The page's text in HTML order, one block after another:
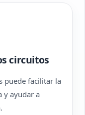
circuitos
puede facilitar la
y ayudar a